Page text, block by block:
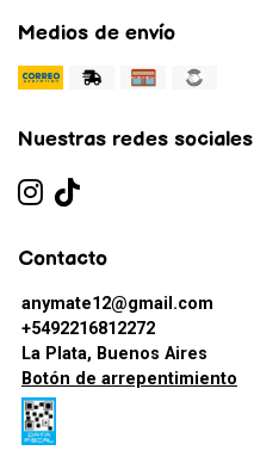
Medios de envío
Nuestras redes sociales
Contacto
anymate12@gmail.com
+5492216812272
La Plata, Buenos Aires
Botón de arrepentimiento